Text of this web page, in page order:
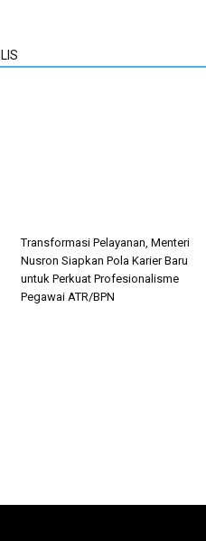
Transformasi Pelayanan, Menteri
Nusron Siapkan Pola Karier Baru
untuk Perkuat Profesionalisme
Pegawai ATR/BPN